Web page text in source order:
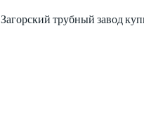
Загорский трубный завод